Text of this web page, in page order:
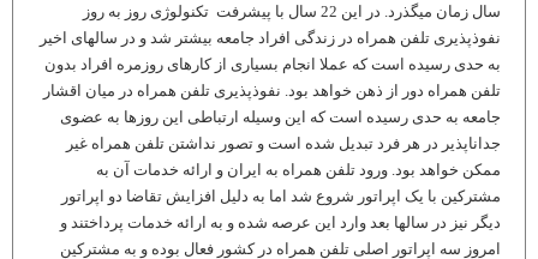
سال زمان می­گذرد. در این 22 سال با پیشرفت تکنولوژی روز به روز
نفوذپذیری تلفن همراه در زندگی افراد جامعه بیشتر شد و در سال­های اخیر
به حدی رسیده است که عملا انجام بسیاری از کارهای روزمره افراد بدون
تلفن همراه دور از ذهن خواهد بود. نفوذپذیری تلفن همراه در میان اقشار
جامعه به حدی رسیده است که این وسیله ارتباطی این روزها به عضوی
جداناپذیر در هر فرد تبدیل شده است و تصور نداشتن تلفن همراه غیر
ممکن خواهد بود. ورود تلفن همراه به ایران و ارائه خدمات آن به
مشترکین با یک اپراتور شروع شد اما به دلیل افزایش تقاضا دو اپراتور
دیگر نیز در سال­ها بعد وارد این عرصه شده و به ارائه خدمات پرداختند و
امروز سه اپراتور اصلی تلفن همراه در کشور فعال بوده و به مشترکین